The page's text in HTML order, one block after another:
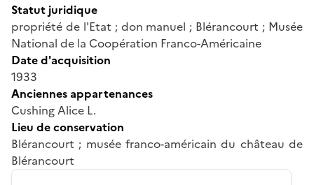
Statut juridique
propriété de l'Etat ; don manuel ; Blérancourt ; Musée
National de la Coopération Franco-Américaine
Date d'acquisition
1933
Anciennes appartenances
Cushing Alice L.
Lieu de conservation
Blérancourt ; musée franco-américain du château de
Blérancourt